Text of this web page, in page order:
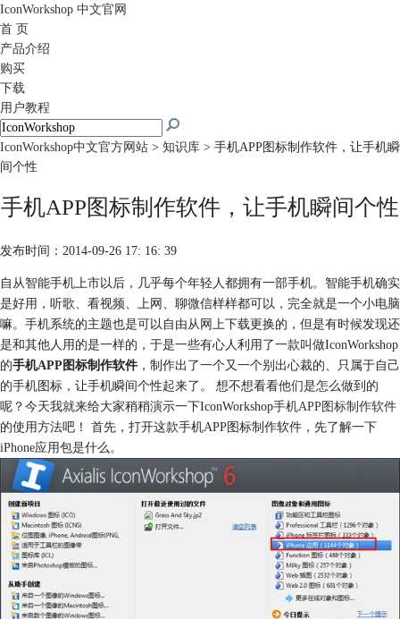
IconWorkshop 中文官网
首 页
产品介绍
购买
下载
用户教程
IconWorkshop中文官方网站 > 知识库 > 手机APP图标制作软件，让手机瞬
间个性
手机APP图标制作软件，让手机瞬间个性
发布时间：2014-09-26 17: 16: 39
自从智能手机上市以后，几乎每个年轻人都拥有一部手机。智能手机确实
是好用，听歌、看视频、上网、聊微信样样都可以，完全就是一个小电脑
嘛。手机系统的主题也是可以自由从网上下载更换的，但是有时候发现还
是和其他人用的是一样的，于是一些有心人利用了一款叫做IconWorkshop
的手机APP图标制作软件，制作出了一个又一个别出心裁的、只属于自己
的手机图标，让手机瞬间个性起来了。 想不想看看他们是怎么做到的
呢？今天我就来给大家稍稍演示一下IconWorkshop手机APP图标制作软件
的使用方法吧！ 首先，打开这款手机APP图标制作软件，先了解一下
iPhone应用包是什么。